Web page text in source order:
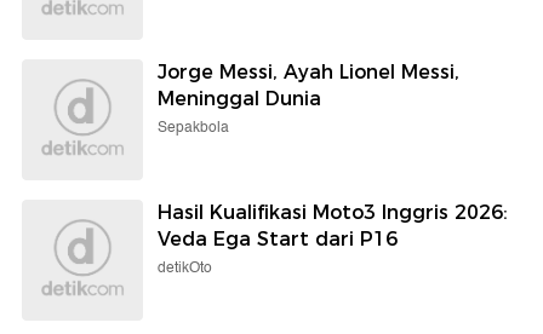
Jorge Messi, Ayah Lionel Messi,
Meninggal Dunia
Sepakbola
Hasil Kualifikasi Moto3 Inggris 2026:
Veda Ega Start dari P16
detikOto